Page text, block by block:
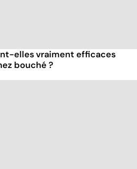
elles vraiment efficaces
bouché ?